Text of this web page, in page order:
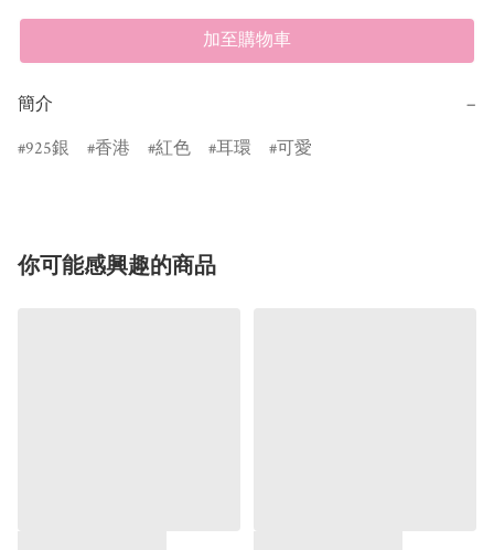
加至購物車
簡介
−
925銀
香港 紅色 耳環 可愛
你可能感興趣的商品